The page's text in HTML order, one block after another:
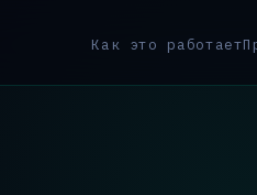
Как это работает